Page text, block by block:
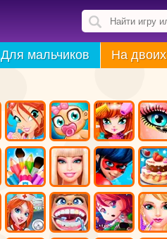
Для мальчиков На двоих